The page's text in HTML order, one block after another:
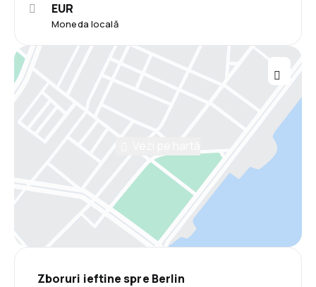
Moneda locală
EUR
Zboruri ieftine spre Berlin